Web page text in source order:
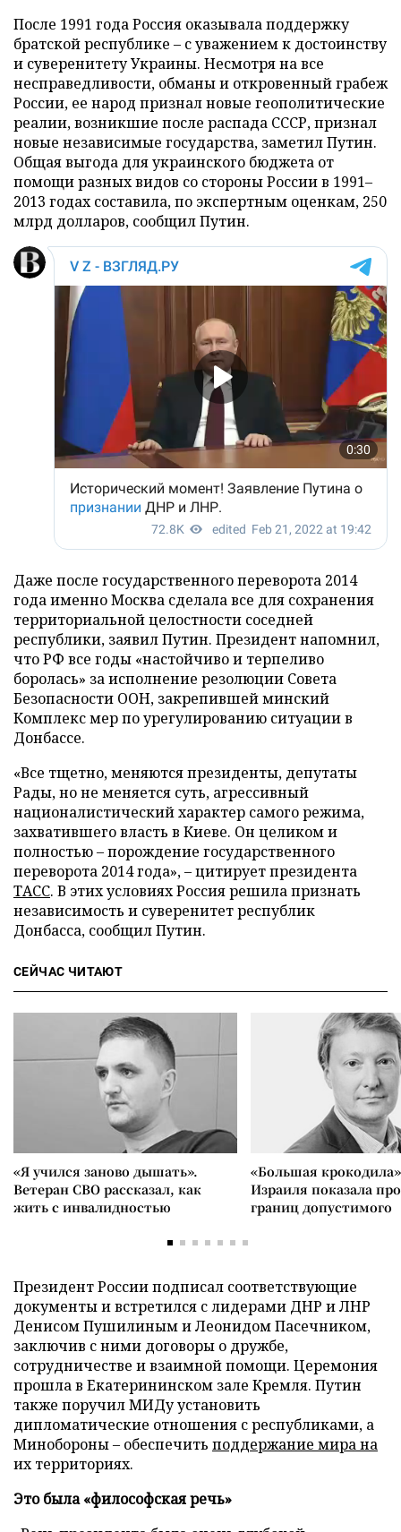
После 1991 года Россия оказывала поддержку
братской республике – с уважением к достоинству
и суверенитету Украины. Несмотря на все
несправедливости, обманы и откровенный грабеж
России, ее народ признал новые геополитические
реалии, возникшие после распада СССР, признал
новые независимые государства, заметил Путин.
Общая выгода для украинского бюджета от
помощи разных видов со стороны России в 1991–
2013 годах составила, по экспертным оценкам, 250
млрд долларов, сообщил Путин.
Даже после государственного переворота 2014
года именно Москва сделала все для сохранения
территориальной целостности соседней
республики, заявил Путин. Президент напомнил,
что РФ все годы «настойчиво и терпеливо
боролась» за исполнение резолюции Совета
Безопасности ООН, закрепившей минский
Комплекс мер по урегулированию ситуации в
Донбассе.
«Все тщетно, меняются президенты, депутаты
Рады, но не меняется суть, агрессивный
националистический характер самого режима,
захватившего власть в Киеве. Он целиком и
полностью – порождение государственного
переворота 2014 года», – цитирует президента
ТАСС. В этих условиях Россия решила признать
независимость и суверенитет республик
Донбасса, сообщил Путин.
СЕЙЧАС ЧИТАЮТ
«Я учился заново дышать».
Ветеран СВО рассказал, как
жить с инвалидностью
«Большая
Израиля показала
границ допустимого
Президент России подписал соответствующие
документы и встретился с лидерами ДНР и ЛНР
Денисом Пушилиным и Леонидом Пасечником,
заключив с ними договоры о дружбе,
сотрудничестве и взаимной помощи. Церемония
прошла в Екатерининском зале Кремля. Путин
также поручил МИДу установить
дипломатические отношения с республиками, а
Минобороны – обеспечить поддержание мира на
их территориях.
Это была «философская речь»